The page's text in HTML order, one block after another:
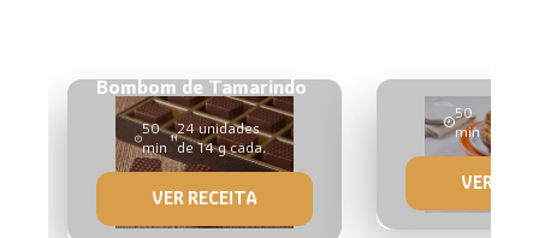
Bombom de Tamarindo
50
min
24 unidades
de 14 g cada.
VER RECEITA
50
min
VER